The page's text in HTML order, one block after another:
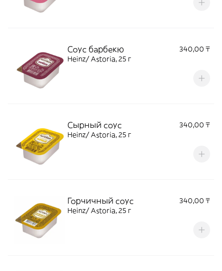
Соус барбекю
340,00 ₸
Heinz/ Astoria, 25 г
Сырный соус
340,00 ₸
Heinz/ Astoria, 25 г
Горчичный соус
340,00 ₸
Heinz/ Astoria, 25 г